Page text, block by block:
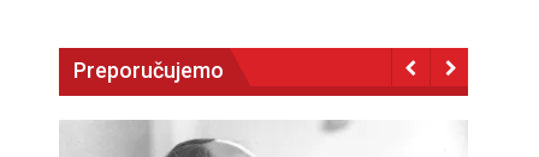
Preporučujemo